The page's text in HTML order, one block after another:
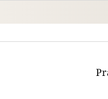
OCHRANA